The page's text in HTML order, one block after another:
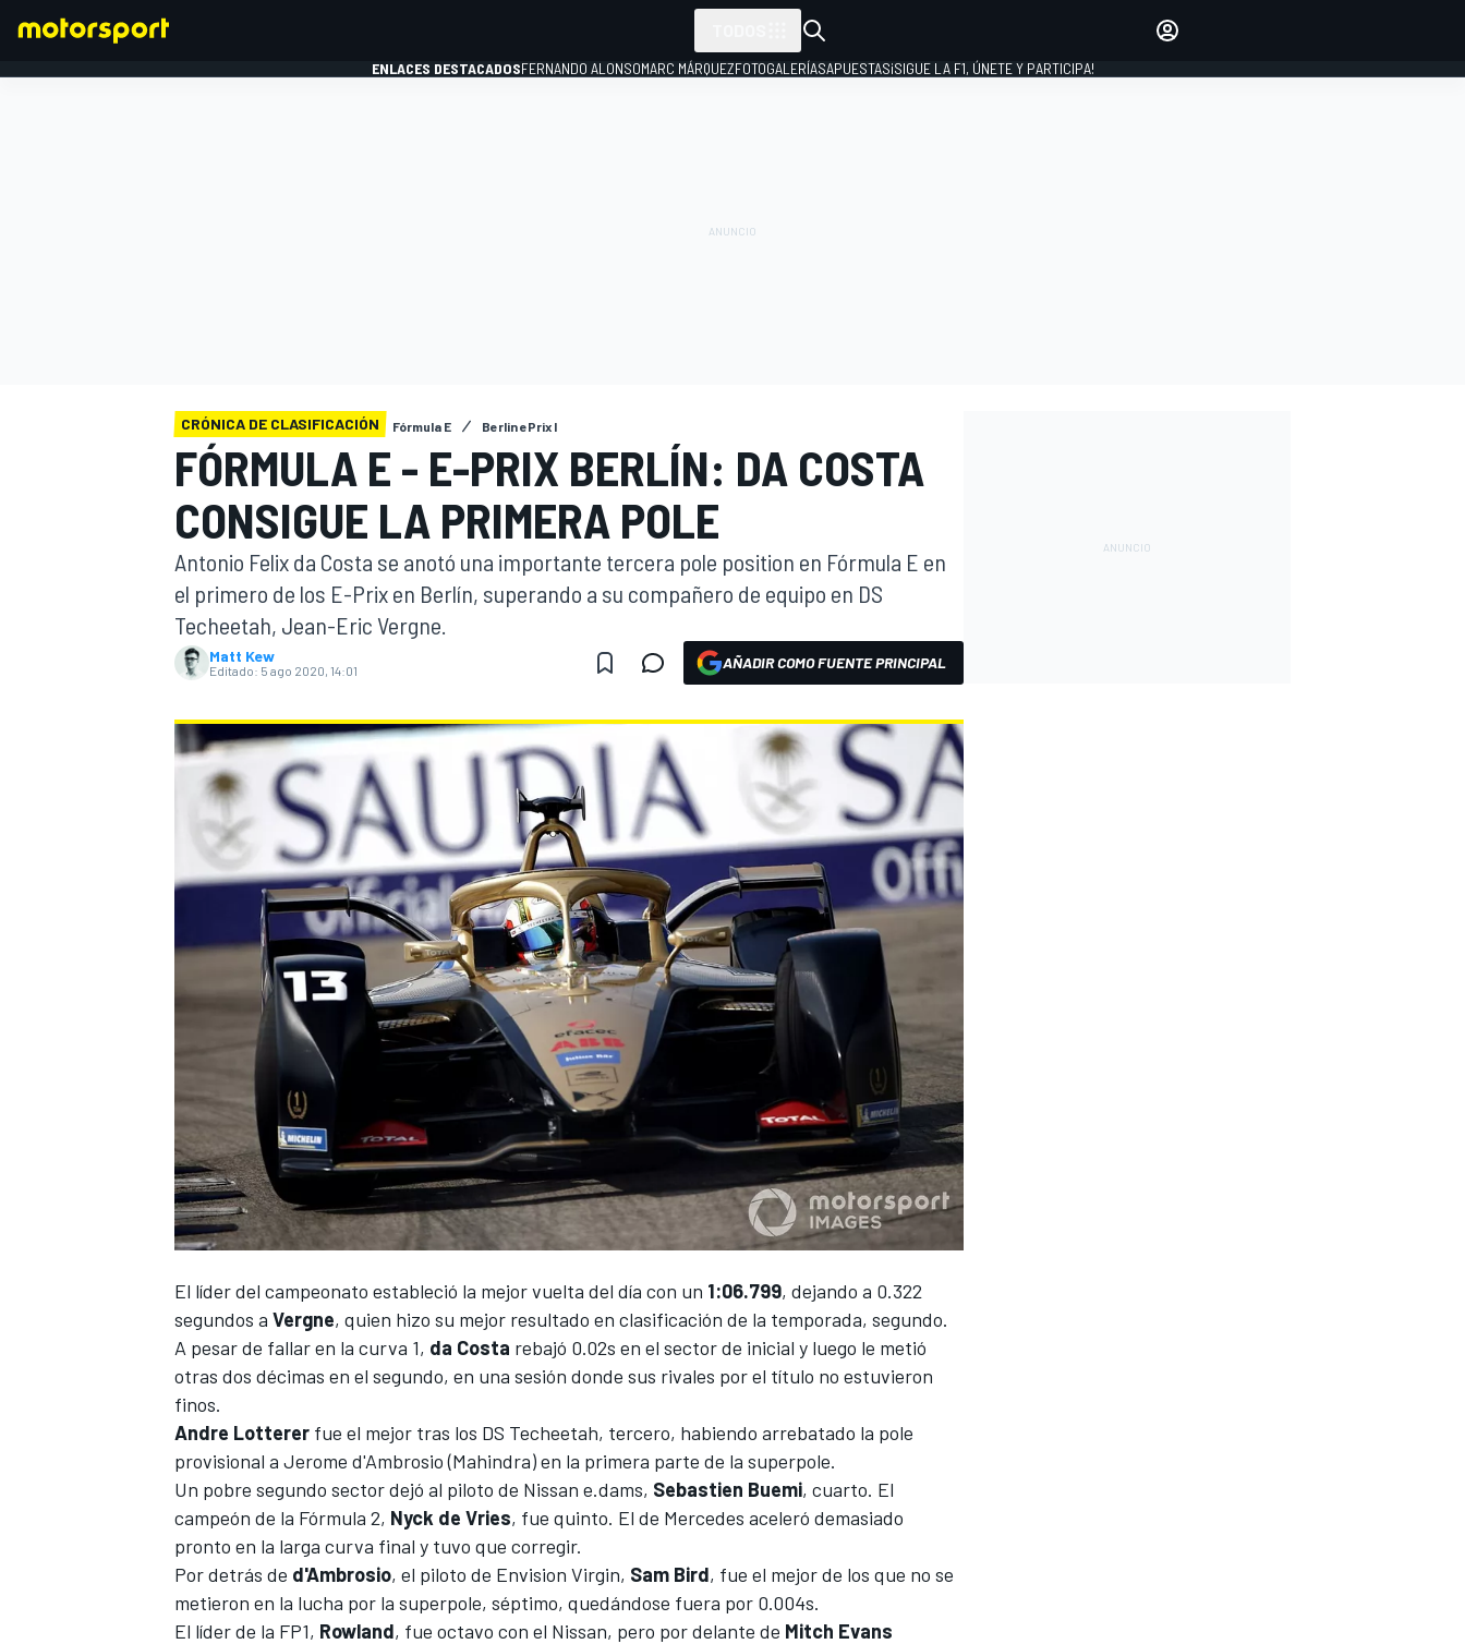
WEC FÓRMULA E
ENLACES DESTACADOSFERNANDO ALONSOMARC MÁRQUEZFOTOGALERÍASAPUESTAS¡SIGUE LA F1, ÚNETE Y PARTICIPA!
CRÓNICA DE CLASIFICACIÓN Fórmula E Berlin ePrix I
FÓRMULA E - E-PRIX BERLÍN: DA COSTA
CONSIGUE LA PRIMERA POLE
Antonio Felix da Costa se anotó una importante tercera pole position en Fórmula E en
el primero de los E-Prix en Berlín, superando a su compañero de equipo en DS
Techeetah, Jean-Eric Vergne.
Matt Kew
Editado: 5 ago 2020, 14:01 AÑADIR COMO FUENTE PRINCIPAL
El líder del campeonato estableció la mejor vuelta del día con un 1:06.799, dejando a 0.322
segundos a Vergne, quien hizo su mejor resultado en clasificación de la temporada, segundo.
A pesar de fallar en la curva 1, da Costa rebajó 0.02s en el sector de inicial y luego le metió
otras dos décimas en el segundo, en una sesión donde sus rivales por el título no estuvieron
finos.
Andre Lotterer fue el mejor tras los DS Techeetah, tercero, habiendo arrebatado la pole
provisional a Jerome d'Ambrosio (Mahindra) en la primera parte de la superpole.
Un pobre segundo sector dejó al piloto de Nissan e.dams, Sebastien Buemi, cuarto. El
campeón de la ​​Fórmula 2, Nyck de Vries, fue quinto. El de Mercedes aceleró demasiado
pronto en la larga curva final y tuvo que corregir.
Por detrás de d'Ambrosio, el piloto de Envision Virgin, Sam Bird, fue el mejor de los que no se
metieron en la lucha por la superpole, séptimo, quedándose fuera por 0.004s.
El líder de la FP1, Rowland, fue octavo con el Nissan, pero por delante de Mitch Evans